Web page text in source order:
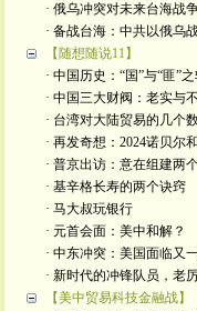
· 俄乌冲突对未来台海战
· 备战台海：中共以俄乌
【随想随说11】
· 中国历史：“国”与“匪”
· 中国三大财阀：老实与
· 台湾对大陆贸易的几个
· 再发奇想：2024诺贝尔
· 普京出访：意在组建两
· 基辛格长寿的两个诀窍
· 马大叔玩银行
· 元首会面：美中和解？
· 中东冲突：美国面临又
· 新时代的冲锋队员，老
【美中贸易科技金融战】